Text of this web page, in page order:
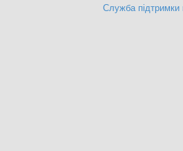
Служба підтримки